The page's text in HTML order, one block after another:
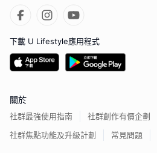
下載 U Lifestyle應用程式
關於
社群最強使用指南
社群創作有價企劃
社群焦點功能及升級計劃
常見問題